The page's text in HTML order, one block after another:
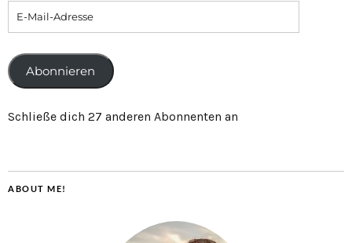
Abonnieren
Schließe dich 27 anderen Abonnenten an
ABOUT ME!